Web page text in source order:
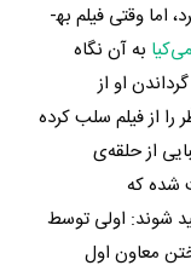
اما وقتی فیلم به­
به آن نگاه
او از
را از فیلم سلب کرده
از حلقه‌ی
شده که
شوند: اولی توسط
معاون اول